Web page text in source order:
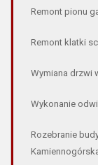
Remont pionu
Remont klatki
Wymiana drzwi
Wykonanie
Rozebranie